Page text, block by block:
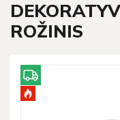
ROŽINIS